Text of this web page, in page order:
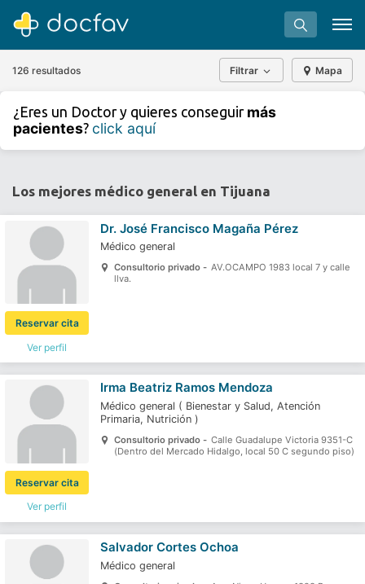
Buscar
¿Eres un doctor?
126 resultados Filtrar Mapa
¿Eres un Doctor y quieres conseguir más
pacientes? click aquí
Los mejores médico general en Tijuana
Ver perfil
Reservar cita
Dr. José Francisco Magaña Pérez
Médico general
Consultorio privado - AV.OCAMPO 1983 local 7 y calle
llva.
Ver perfil
Reservar cita
Irma Beatriz Ramos Mendoza
Médico general ( Bienestar y Salud, Atención
Primaria, Nutrición )
Consultorio privado - Calle Guadalupe Victoria 9351-C
(Dentro del Mercado Hidalgo, local 50 C segundo piso)
Salvador Cortes Ochoa
Médico general
⇧
©
contributors.